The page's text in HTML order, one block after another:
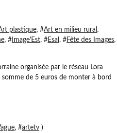
plastique, #Art en milieu rural ,
, # Image'Est, #Esal , #Fête des Images,
organisée par le réseau Lora
de 5 euros de monter à bord
, #artetv )